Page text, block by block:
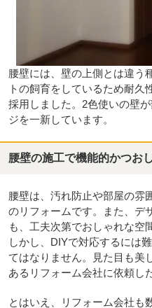
腰壁には、壁の上側とは違う
トの飼育をしているため耐久
採用しました。2色使いの壁
ジを一新しています。
腰壁の施工で機能的かつお
腰壁は、汚れ防止や部屋の雰
のリフォームです。また、デ
も、工夫次第でおしゃれな空
しかし、DIYで対応するには
てはなりません。見た目も美
あるリフォーム会社に依頼し
とはいえ、リフォーム会社も